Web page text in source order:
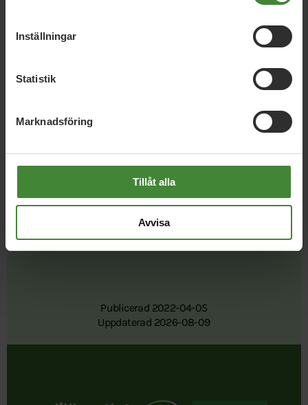
Inställningar
Statistik
Marknadsföring
Tillåt alla
Avvisa
attsprida vårt budskap
Publicerad 2022-04-05
Uppdaterad 2026-08-09